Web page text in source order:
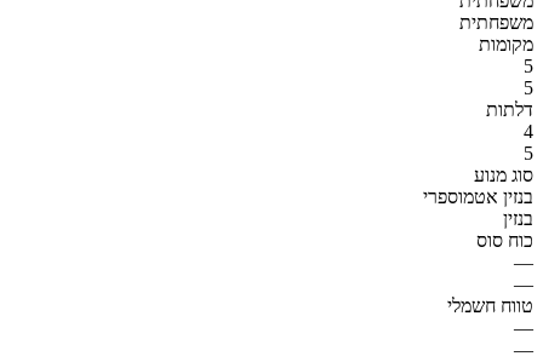
משפחתית
מקומות
5
5
דלתות
4
5
סוג מנוע
בנזין אטמוספרי
בנזין
כוח סוס
—
—
טווח חשמלי
—
—